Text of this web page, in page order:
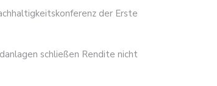
der Erste
schließen Rendite nicht